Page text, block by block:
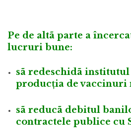
Pe de altã parte a
lucruri bune:
sã redeschidã
producția de vaccinuri
sã reducã debitul
contractele publice cu